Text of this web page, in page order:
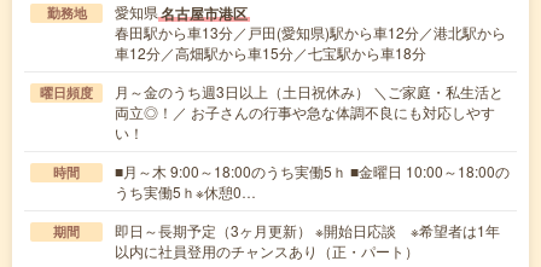
勤務地 愛知県名古屋市港区
春田駅から車13分／戸田(愛知県)駅から車12分／港北駅から
車12分／高畑駅から車15分／七宝駅から車18分
曜日頻度
月～金のうち週3日以上（土日祝休み） ＼ご家庭・私生活と
両立◎！／ お子さんの行事や急な体調不良にも対応しやす
い！
時間
■月～木 9:00～18:00のうち実働5ｈ ■金曜日 10:00～18:00の
うち実働5ｈ※休憩0…
期間
即日～長期予定（3ヶ月更新） ※開始日応談 ※希望者は1年
以内に社員登用のチャンスあり（正・パート）